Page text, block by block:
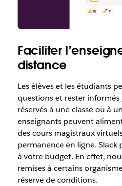
Faciliter
distance
Les élèves et les étudiants
questions et rester informés
réservés à une classe ou à
enseignants peuvent
des cours magistraux
permanence en ligne. Slack
à votre budget. En effet,
remises à certains
réserve de conditions.